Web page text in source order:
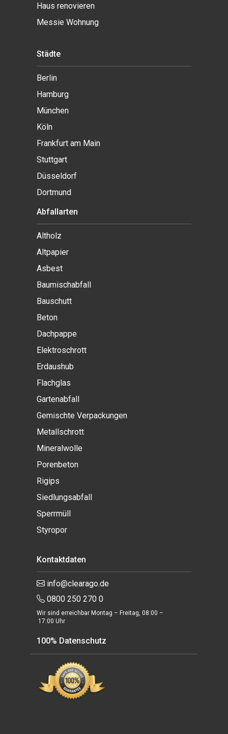
Haus renovieren
Messie Wohnung
Städte
Berlin
Hamburg
München
Köln
Frankfurt am Main
Stuttgart
Düsseldorf
Dortmund
Abfallarten
Altholz
Altpapier
Asbest
Baumischabfall
Bauschutt
Beton
Dachpappe
Elektroschrott
Erdaushub
Flachglas
Gartenabfall
Gemischte Verpackungen
Metallschrott
Mineralwolle
Porenbeton
Rigips
Siedlungsabfall
Sperrmüll
Styropor
Kontaktdaten
info@clearago.de
0800 250 270 0
Wir sind erreichbar Montag – Freitag, 08:00 –
17:00 Uhr
100% Datenschutz